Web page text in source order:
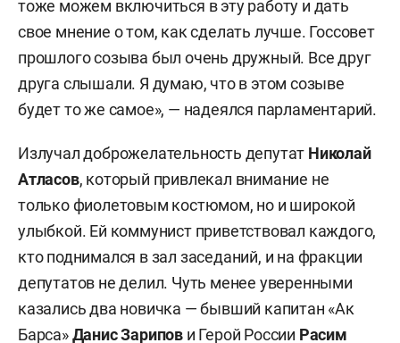
тоже можем включиться в эту работу и дать
свое мнение о том, как сделать лучше. Госсовет
прошлого созыва был очень дружный. Все друг
друга слышали. Я думаю, что в этом созыве
будет то же самое», — надеялся парламентарий.
Излучал доброжелательность депутат Николай
Атласов, который привлекал внимание не
только фиолетовым костюмом, но и широкой
улыбкой. Ей коммунист приветствовал каждого,
кто поднимался в зал заседаний, и на фракции
депутатов не делил. Чуть менее уверенными
казались два новичка — бывший капитан «Ак
Барса»Данис Зарипов и Герой России Расим